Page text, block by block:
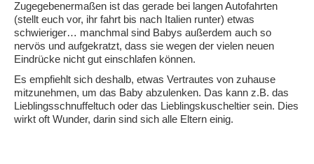
Zugegebenermaßen ist das gerade bei langen Autofahrten
(stellt euch vor, ihr fahrt bis nach Italien runter) etwas
schwieriger… manchmal sind Babys außerdem auch so
nervös und aufgekratzt, dass sie wegen der vielen neuen
Eindrücke nicht gut einschlafen können.
Es empfiehlt sich deshalb, etwas Vertrautes von zuhause
mitzunehmen, um das Baby abzulenken. Das kann z.B. das
Lieblingsschnuffeltuch oder das Lieblingskuscheltier sein. Dies
wirkt oft Wunder, darin sind sich alle Eltern einig.